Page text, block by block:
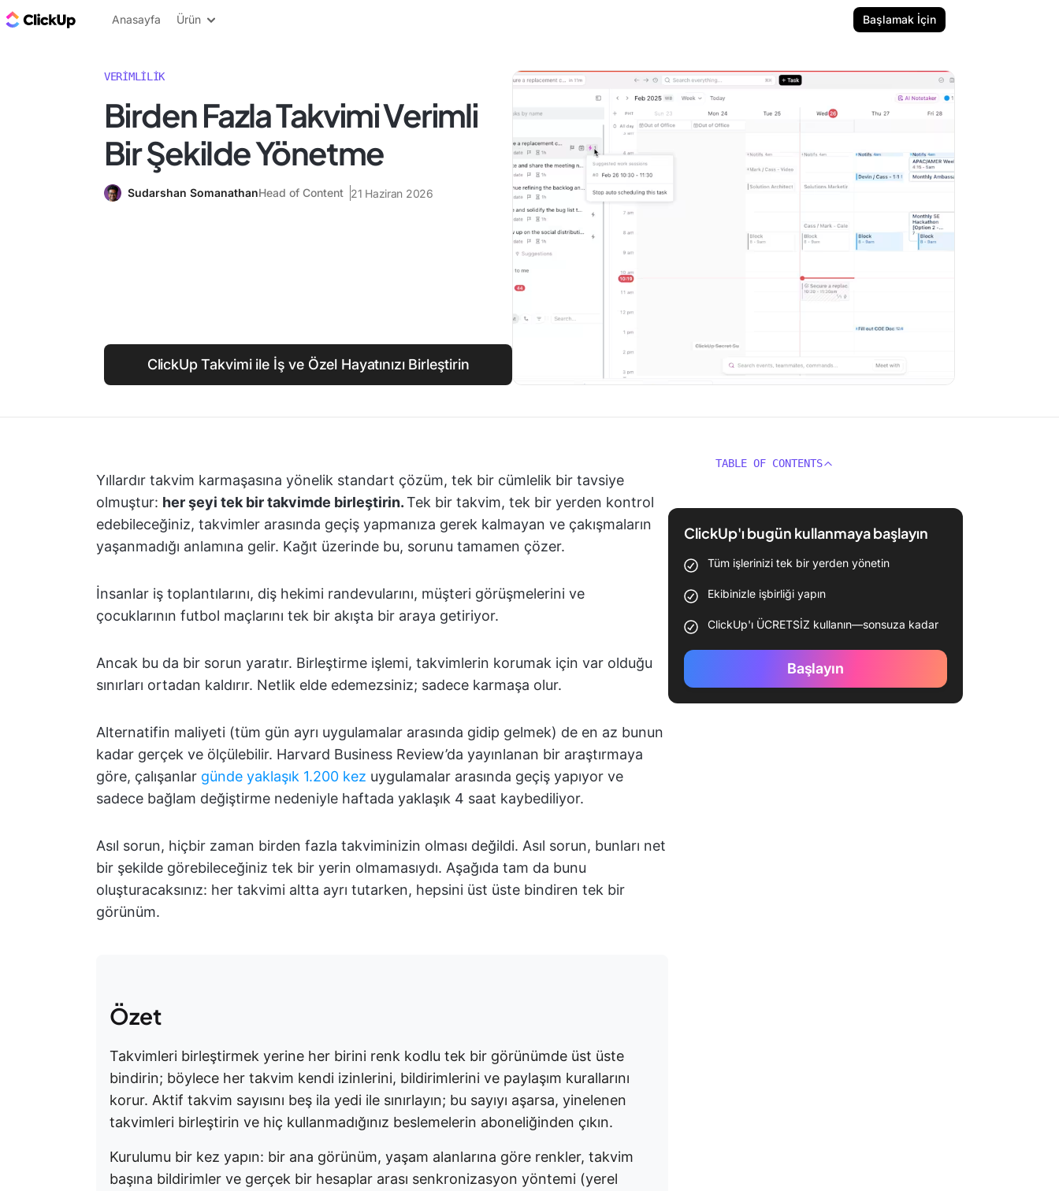
ClickUp Blog
Anasayfa Ürün Başlamak İçin
VERIMLILIK
Birden Fazla Takvimi Verimli
Bir Şekilde Yönetme
Sudarshan SomanathanHead of Content 21 Haziran 2026
ClickUp Takvimi ile İş ve Özel Hayatınızı Birleştirin
Yıllardır takvim karmaşasına yönelik standart çözüm, tek bir cümlelik bir tavsiye
olmuştur: her şeyi tek bir takvimde birleştirin.Tek bir takvim, tek bir yerden kontrol
edebileceğiniz, takvimler arasında geçiş yapmanıza gerek kalmayan ve çakışmaların
yaşanmadığı anlamına gelir. Kağıt üzerinde bu, sorunu tamamen çözer.
İnsanlar iş toplantılarını, diş hekimi randevularını, müşteri görüşmelerini ve
çocuklarının futbol maçlarını tek bir akışta bir araya getiriyor.
Ancak bu da bir sorun yaratır. Birleştirme işlemi, takvimlerin korumak için var olduğu
sınırları ortadan kaldırır. Netlik elde edemezsiniz; sadece karmaşa olur.
Alternatifin maliyeti (tüm gün ayrı uygulamalar arasında gidip gelmek) de en az bunun
kadar gerçek ve ölçülebilir. Harvard Business Review’da yayınlanan bir araştırmaya
göre, çalışanlar günde yaklaşık 1.200 kez uygulamalar arasında geçiş yapıyor ve
sadece bağlam değiştirme nedeniyle haftada yaklaşık 4 saat kaybediliyor.
Asıl sorun, hiçbir zaman birden fazla takviminizin olması değildi. Asıl sorun, bunları net
bir şekilde görebileceğiniz tek bir yerin olmamasıydı. Aşağıda tam da bunu
oluşturacaksınız: her takvimi altta ayrı tutarken, hepsini üst üste bindiren tek bir
görünüm.
Özet
Takvimleri birleştirmek yerine her birini renk kodlu tek bir görünümde üst üste
bindirin; böylece her takvim kendi izinlerini, bildirimlerini ve paylaşım kurallarını
korur. Aktif takvim sayısını beş ila yedi ile sınırlayın; bu sayıyı aşarsa, yinelenen
takvimleri birleştirin ve hiç kullanmadığınız beslemelerin aboneliğinden çıkın.
Kurulumu bir kez yapın: bir ana görünüm, yaşam alanlarına göre renkler, takvim
başına bildirimler ve gerçek bir hesaplar arası senkronizasyon yöntemi (yerel
TABLE OF CONTENTS
ClickUp'ı bugün kullanmaya başlayın
Tüm işlerinizi tek bir yerden yönetin
Ekibinizle işbirliği yapın
ClickUp'ı ÜCRETSİZ kullanın—sonsuza kadar
Başlayın